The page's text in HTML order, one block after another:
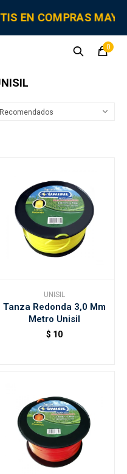
EN COMPRAS
0
Recomendados
UNISIL
Tanza Redonda 3,0 Mm
Metro Unisil
$ 10
MI CUENTA
Herramientas